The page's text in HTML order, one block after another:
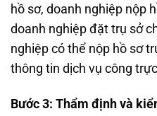
hồ sơ, doanh nghiệp nộp
doanh nghiệp đặt trụ sở
nghiệp có thể nộp hồ sơ
thông tin dịch vụ công
Bước 3: Thẩm định và